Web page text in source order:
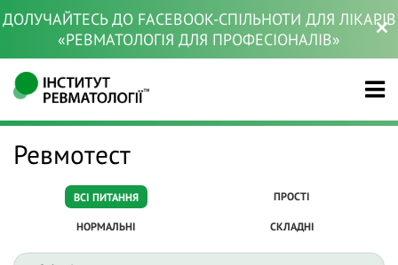
ДОЛУЧАЙТЕСЬ ДО FACEBOOK-СПІЛЬНОТИ ДЛЯ ЛІКАРІВ
«РЕВМАТОЛОГІЯ ДЛЯ ПРОФЕСІОНАЛІВ»
Ревмотест
ВСІ ПИТАННЯ ПРОСТІ
НОРМАЛЬНІ СКЛАДНІ